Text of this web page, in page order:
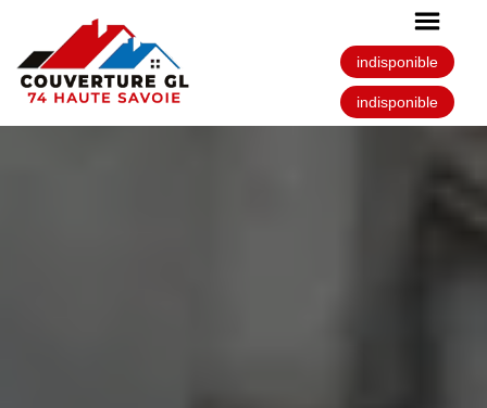
indisponible
indisponible